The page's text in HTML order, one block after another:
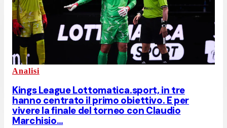
Analisi
Kings League Lottomatica.sport, in tre
hanno centrato il primo obiettivo. E per
vivere la finale del torneo con Claudio
Marchisio…